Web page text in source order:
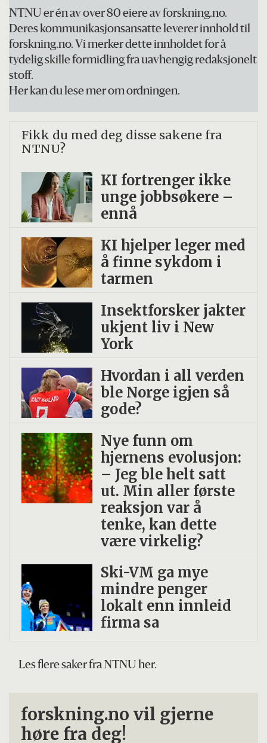
NTNU er én av over 80 eiere av forskning.no.
Deres kommunikasjonsansatte leverer innhold til
forskning.no. Vi merker dette innholdet for å
tydelig skille formidling fra uavhengig redaksjonelt
stoff.
Her kan du lese mer om ordningen.
Fikk du med deg disse sakene fra
NTNU?
KI fortrenger ikke
unge jobbsøkere –
ennå
KI hjelper leger med
å finne sykdom i
tarmen
Insekt­forsker jakter
ukjent liv i New
York
Hvordan i all verden
ble Norge igjen så
gode?
Nye funn om
hjernens evolusjon:
– Jeg ble helt satt
ut. Min aller første
reaksjon var å
tenke, kan dette
være virkelig?
Ski-VM ga mye
mindre penger
lokalt enn innleid
firma sa
Les flere saker fra NTNU her.
forskning.no vil gjerne
høre fra deg!